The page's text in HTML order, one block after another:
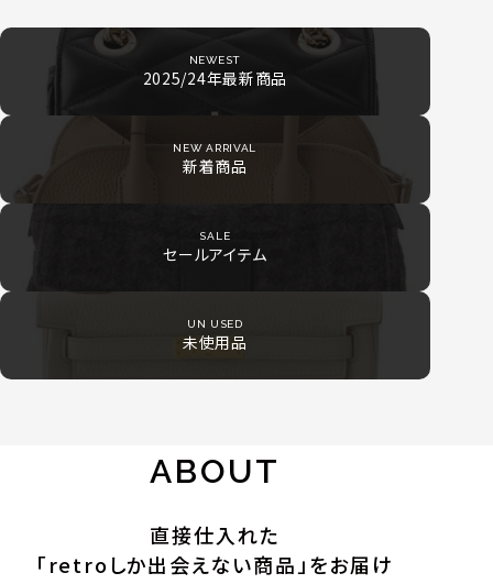
NEWEST
2025/24年最新商品
NEW ARRIVAL
新着商品
SALE
セールアイテム
UN USED
未使用品
ABOUT
直接仕入れた
「retroしか出会えない商品」をお届け